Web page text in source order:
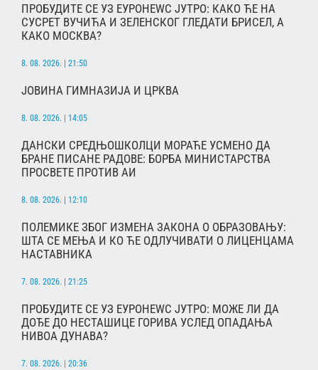
ПРОБУДИТЕ СЕ УЗ ЕУРОНЕWС ЈУТРО: КАКО ЋЕ НА
СУСРЕТ ВУЧИЋА И ЗЕЛЕНСКОГ ГЛЕДАТИ БРИСЕЛ, А
КАКО МОСКВА?
8. 08. 2026. | 21:50
ЈОВИНА ГИМНАЗИЈА И ЦРКВА
8. 08. 2026. | 14:05
ДАНСКИ СРЕДЊОШКОЛЦИ МОРАЋЕ УСМЕНО ДА
БРАНЕ ПИСАНЕ РАДОВЕ: БОРБА МИНИСТАРСТВА
ПРОСВЕТЕ ПРОТИВ АИ
8. 08. 2026. | 12:10
ПОЛЕМИКЕ ЗБОГ ИЗМЕНА ЗАКОНА О ОБРАЗОВАЊУ:
ШТА СЕ МЕЊА И КО ЋЕ ОДЛУЧИВАТИ О ЛИЦЕНЦАМА
НАСТАВНИКА
7. 08. 2026. | 21:25
ПРОБУДИТЕ СЕ УЗ ЕУРОНЕWС ЈУТРО: МОЖЕ ЛИ ДА
ДОЂЕ ДО НЕСТАШИЦЕ ГОРИВА УСЛЕД ОПАДАЊА
НИВОА ДУНАВА?
7. 08. 2026. | 20:36